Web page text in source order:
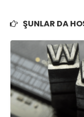
ŞUNLAR DA